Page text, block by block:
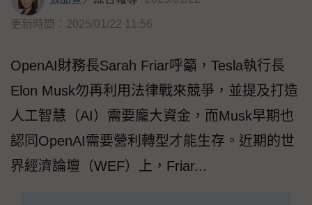
更新時間：2025/01/22 11:56
OpenAI財務長Sarah Friar呼籲，Tesla執行長
Elon Musk勿再利用法律戰來競爭，並提及打造
人工智慧（AI）需要龐大資金，而Musk早期也
認同OpenAI需要營利轉型才能生存。近期的世
界經濟論壇（WEF）上，Friar...